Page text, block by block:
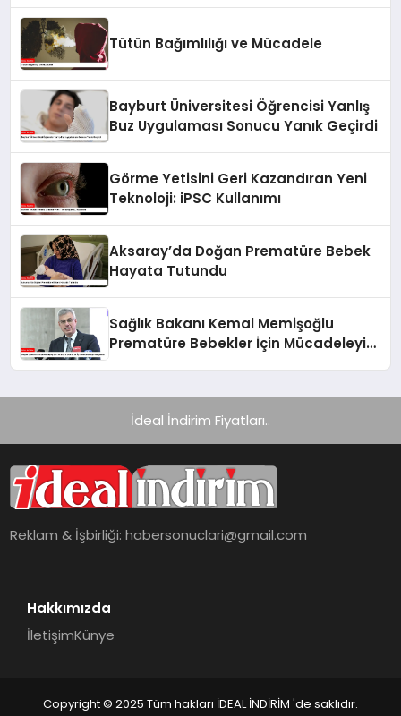
Tütün Bağımlılığı ve Mücadele
Bayburt Üniversitesi Öğrencisi Yanlış
Buz Uygulaması Sonucu Yanık Geçirdi
Görme Yetisini Geri Kazandıran Yeni
Teknoloji: iPSC Kullanımı
Aksaray’da Doğan Prematüre Bebek
Hayata Tutundu
Sağlık Bakanı Kemal Memişoğlu
Prematüre Bebekler İçin Mücadeleyi
İdeal İndirim Fiyatları..
Reklam & İşbirliği:habersonuclari@gmail.com
Hakkımızda
İletişimKünye
Copyright © 2025 Tüm hakları İDEAL İNDİRİM 'de saklıdır.